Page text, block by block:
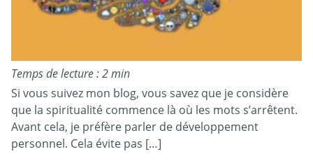
Temps de lecture : 2 min
Si vous suivez mon blog, vous savez que je considère
que la spiritualité commence là où les mots s’arrêtent.
Avant cela, je préfère parler de développement
personnel. Cela évite pas […]